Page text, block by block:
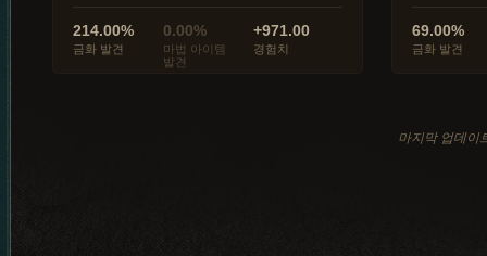
214.00%
금화 발견
0.00%
마법 아이템
발견
+971.00
경험치
69.00%
금화 발견
마지막 업데이